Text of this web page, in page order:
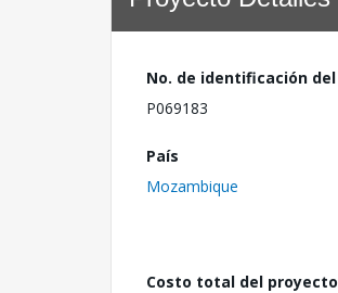
No. de identificación
P069183
País
Mozambique
Costo total del proyecto